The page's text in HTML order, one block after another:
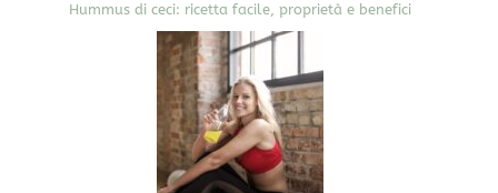
Hummus di ceci: ricetta facile, proprietà e benefici